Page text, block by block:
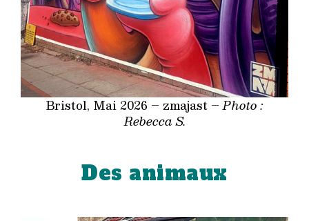
Bristol, Mai 2026 – zmajast –Photo :
Rebecca S.
Des animaux